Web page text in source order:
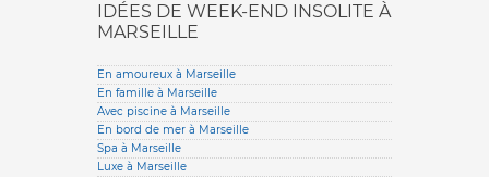
IDÉES DE WEEK-END INSOLITE À
MARSEILLE
En amoureux à Marseille
En famille à Marseille
Avec piscine à Marseille
En bord de mer à Marseille
Spa à Marseille
Luxe à Marseille